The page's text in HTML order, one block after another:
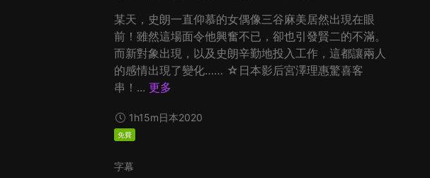
某天，史朗一直仰慕的女偶像三谷麻美居然出現在眼
前！雖然這場面令他興奮不已，卻也引發賢二的不滿。
而新對象出現，以及史朗辛勤地投入工作，這都讓兩人
的感情出現了變化…… ☆日本影后宮澤理惠驚喜客
串！... 更多
1h15m日本2020
免費
字幕